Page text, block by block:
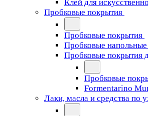
Клей для
Пробковые покрытия
Пробковые покрытия
Пробковые
Пробковые покрытия
Пробковые
Formentarino
Лаки, масла и средства по